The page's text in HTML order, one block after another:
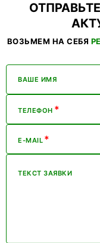
ВОЗЬМЕМ НА СЕБЯ
ВАШЕ ИМЯ
ТЕЛЕФОН *
E-MAIL *
ТЕКСТ ЗАЯВКИ